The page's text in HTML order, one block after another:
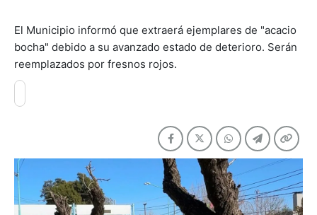
El Municipio informó que extraerá ejemplares de "acacio
bocha" debido a su avanzado estado de deterioro. Serán
reemplazados por fresnos rojos.